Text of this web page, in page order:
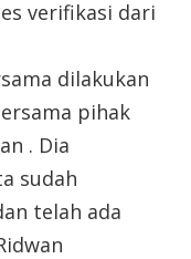
verifikasi dari
dilakukan
pihak
. Dia
sudah
telah ada